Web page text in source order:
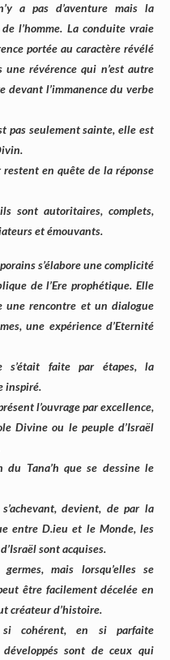
a pas d’aventure mais la
l’homme. La conduite vraie
portée au caractère révélé
révérence qui n’est autre
devant l’immanence du verbe
pas seulement sainte, elle est
restent en quête de la réponse
sont autoritaires, complets,
et émouvants.
s’élabore une complicité
de l’Ere prophétique. Elle
une rencontre et un dialogue
une expérience d’Eternité
s’était faite par étapes, la
inspiré.
l’ouvrage par excellence,
Divine ou le peuple d’Israël
du Tana’h que se dessine le
devient, de par la
entre D.ieu et le Monde, les
sont acquises.
mais lorsqu’elles se
être facilement décelée en
créateur d’histoire.
si cohérent, en si parfaite
sont de ceux qui